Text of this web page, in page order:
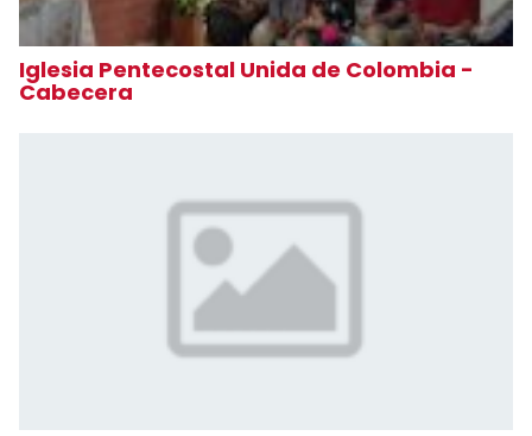
Iglesia Pentecostal Unida de Colombia -
Cabecera